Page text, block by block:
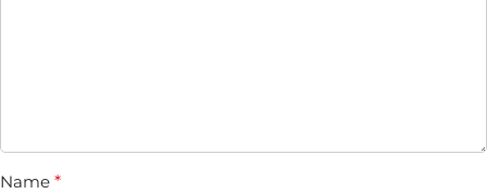
Name *